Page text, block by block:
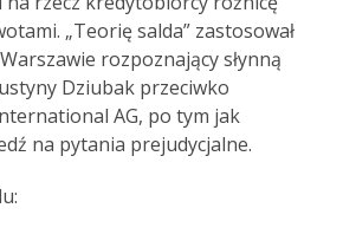
„Teorię salda” zastosował
rozpoznający słynną
Dziubak przeciwko
AG, po tym jak
na pytania prejudycjalne.